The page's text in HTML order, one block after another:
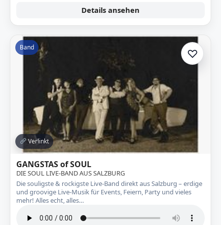
Details ansehen
Band
Verlinkt
♡Zur
GANGSTAS of SOUL
DIE SOUL LIVE-BAND AUS SALZBURG
Die souligste & rockigste Live-Band direkt aus Salzburg – erdige
und groovige Live-Musik für Events, Feiern, Party und vieles
mehr! Alles echt, alles…